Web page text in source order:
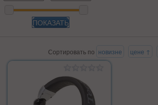
ПОКАЗАТЬ
Сортировать по новизне цене ↑